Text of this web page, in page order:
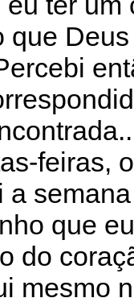
que
feiras,
a
que
do
mesmo